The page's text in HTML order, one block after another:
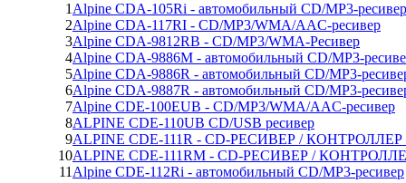
1 Alpine CDA-105Ri - автомобильный CD/MP3-ресивер
2Alpine CDA-117RI - CD/MP3/WMA/AAC-ресивер
3Alpine CDA-9812RB - CD/MP3/WMA-Ресивер
4Alpine CDA-9886M - автомобильный CD/MP3-
5Alpine CDA-9886R - автомобильный CD/MP3-
6Alpine CDA-9887R - автомобильный CD/MP3-
7Alpine CDE-100EUB - CD/MP3/WMA/AAC-ресивер
8ALPINE CDE-110UB CD/USB ресивер
9ALPINE CDE-111R - CD-РЕСИВЕР / КОНТРОЛЛЕР
10ALPINE CDE-111RM - CD-РЕСИВЕР /
11 Alpine CDE-112Ri - автомобильный CD/MP3-ресивер